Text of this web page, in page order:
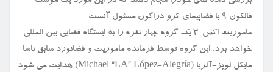
فالکون ۹ با فضاپیمای کرو دراگون مسئول آنست.
ماموریت اکس-۳ یک گروه چهار نفره را به ایستگاه فضایی بین المللی
خواهد برد. این گروه توسط فرمانده ماموریت و فضانورد سابق ناسا
مایکل لوپز-آلریا (Michael “LA” López-Alegría) هدایت می شود